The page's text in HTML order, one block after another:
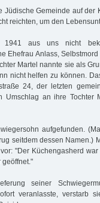
Gemeinde auf der
reichten, um den
aus uns nicht
Ehefrau Anlass,
Martel nannte sie als
nicht helfen zu können.
24, der letzten
Umschlag an ihre Tochter
aufgefunden.
seitdem dessen Namen.)
"Der Küchengasherd
geöffnet."
seiner
veranlasste, verstarb